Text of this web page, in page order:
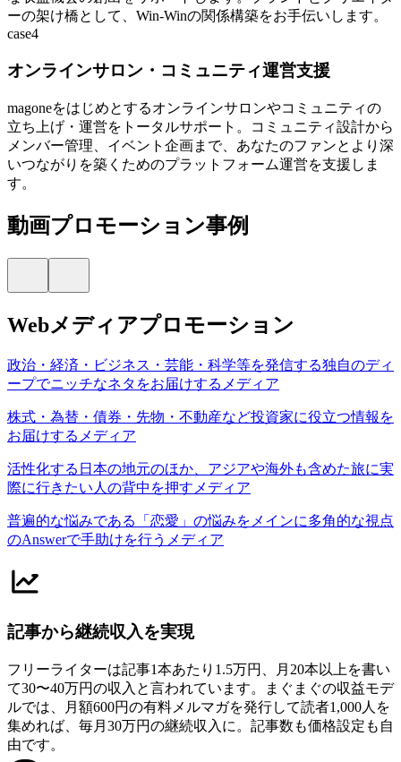
ーの架け橋として、Win-Winの関係構築をお手伝いします。
case4
オンラインサロン・コミュニティ運営支援
magoneをはじめとするオンラインサロンやコミュニティの
立ち上げ・運営をトータルサポート。コミュニティ設計から
メンバー管理、イベント企画まで、あなたのファンとより深
いつながりを築くためのプラットフォーム運営を支援しま
す。
動画プロモーション事例
Webメディアプロモーション
政治・経済・ビジネス・芸能・科学等を発信する独自のディ
ープでニッチなネタをお届けするメディア
株式・為替・債券・先物・不動産など投資家に役立つ情報を
お届けするメディア
活性化する日本の地元のほか、アジアや海外も含めた旅に実
際に行きたい人の背中を押すメディア
普遍的な悩みである「恋愛」の悩みをメインに多角的な視点
のAnswerで手助けを行うメディア
記事から継続収入を実現
フリーライターは記事1本あたり1.5万円、月20本以上を書い
て30〜40万円の収入と言われています。まぐまぐの収益モデ
ルでは、月額600円の有料メルマガを発行して読者1,000人を
集めれば、毎月30万円の継続収入に。記事数も価格設定も自
由です。